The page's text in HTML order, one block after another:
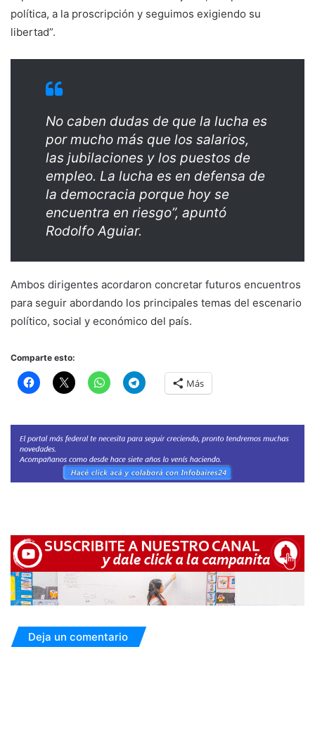
política, a la proscripción y seguimos exigiendo su
libertad”.
No caben dudas de que la lucha es
por mucho más que los salarios,
las jubilaciones y los puestos de
empleo. La lucha es en defensa de
la democracia porque hoy se
encuentra en riesgo”, apuntó
Rodolfo Aguiar.
Ambos dirigentes acordaron concretar futuros encuentros
para seguir abordando los principales temas del escenario
político, social y económico del país.
Comparte esto:
Más
Deja un comentario